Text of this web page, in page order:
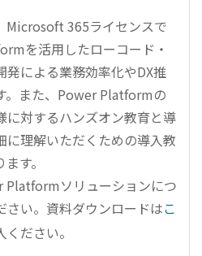
Microsoft 365ライセンスで
を活用したローコード・
発による業務効率化やDX推
。また、Power Platformの
に対するハンズオン教育と導
に理解いただくための導入教
す。
ソリューションにつ
さい。資料ダウンロードはこ
ださい。